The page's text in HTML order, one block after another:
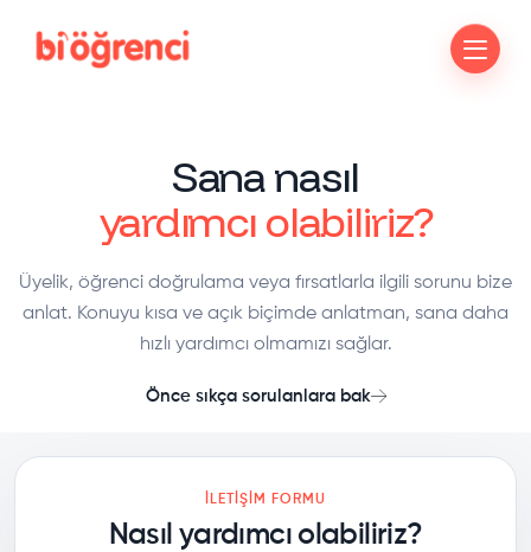
Sana nasıl
yardımcı olabiliriz?
Üyelik, öğrenci doğrulama veya fırsatlarla ilgili sorunu bize
anlat. Konuyu kısa ve açık biçimde anlatman, sana daha
hızlı yardımcı olmamızı sağlar.
Önce sıkça sorulanlara bak
İLETIŞIM FORMU
Nasıl yardımcı olabiliriz?